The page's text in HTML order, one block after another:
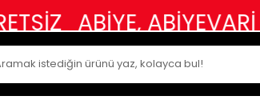
ÜRÜNLER VE ÖZEL